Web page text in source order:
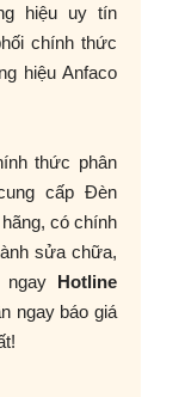
hiệu uy tín
chính thức
hiệu Anfaco
thức phân
cấp Đèn
có chính
sửa chữa,
Hotline
ngay báo giá